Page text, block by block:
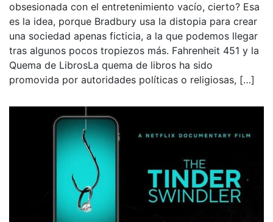
obsesionada con el entretenimiento vacío, cierto? Esa
es la idea, porque Bradbury usa la distopia para crear
una sociedad apenas ficticia, a la que podemos llegar
tras algunos pocos tropiezos más. Fahrenheit 451 y la
Quema de LibrosLa quema de libros ha sido
promovida por autoridades políticas o religiosas, […]